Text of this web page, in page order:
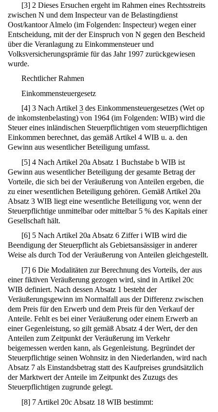
[3] 2 Dieses Ersuchen ergeht im Rahmen eines Rechtsstreits
zwischen N und dem Inspecteur van de Belastingdienst
Oost/kantoor Almelo (im Folgenden: Inspecteur) wegen einer
Entscheidung, mit der der Einspruch von N gegen den Bescheid
über die Veranlagung zu Einkommensteuer und
Volksversicherungsprämie für das Jahr 1997 zurückgewiesen
wurde.
Rechtlicher Rahmen
Einkommensteuergesetz
[4] 3 Nach Artikel3 des Einkommensteuergesetzes (Wet op
de inkomstenbelasting) von 1964 (im Folgenden: WIB) wird die
Steuer eines inländischen Steuerpflichtigen vom steuerpflichtigen
Einkommen berechnet, das gemäß Artikel 4 WIB u. a. den
Gewinn aus wesentlicher Beteiligung umfasst.
[5] 4 Nach Artikel 20a Absatz 1 Buchstabe b WIB ist
Gewinn aus wesentlicher Beteiligung der gesamte Betrag der
Vorteile, die sich bei der Veräußerung von Anteilen ergeben, die
zu einer wesentlichen Beteiligung gehören. Gemäß Artikel 20a
Absatz 3 WIB liegt eine wesentliche Beteiligung vor, wenn der
Steuerpflichtige unmittelbar oder mittelbar 5 % des Kapitals einer
Gesellschaft hält.
[6] 5 Nach Artikel 20a Absatz 6 Ziffer i WIB wird die
Beendigung der Steuerpflicht als Gebietsansässiger in anderer
Weise als durch Tod der Veräußerung von Anteilen gleichgestellt.
[7] 6 Die Modalitäten zur Berechnung des Vorteils, der aus
einer fiktiven Veräußerung gezogen wird, sind in Artikel 20c
WIB definiert. Nach dessen Absatz 1 besteht der
Veräußerungsgewinn im Normalfall aus der Differenz zwischen
dem Preis für den Erwerb und dem Preis für den Verkauf der
Anteile. Fehlt es bei einer Veräußerung oder einem Erwerb an
einer Gegenleistung, so gilt gemäß Absatz 4 der Wert, der den
Anteilen zum Zeitpunkt der Veräußerung im Verkehr
beigemessen werden kann, als Gegenleistung. Begründet der
Steuerpflichtige seinen Wohnsitz in den Niederlanden, wird nach
Absatz 7 als Einstandsbetrag statt des Kaufpreises grundsätzlich
der Marktwert der Anteile im Zeitpunkt des Zuzugs des
Steuerpflichtigen zugrunde gelegt.
[8] 7 Artikel 20c Absatz 18 WIB bestimmt: